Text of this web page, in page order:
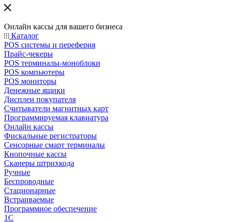
Онлайн кассы для вашего бизнеса
Каталог
POS системы и переферия
Прайс-чекеры
POS терминалы-моноблоки
POS компьютеры
POS мониторы
Денежные ящики
Дисплеи покупателя
Считыватели магнитных карт
Программируемая клавиатура
Онлайн кассы
Фискальные регистраторы
Сенсорные смарт терминалы
Кнопочные кассы
Сканеры штрихкода
Ручные
Беспроводные
Стационарные
Встраиваемые
Программное обеспечение
1С